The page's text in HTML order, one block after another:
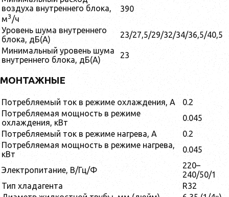
воздуха внутреннего блока,
м3 /ч
390
Уровень шума внутреннего
блока, дБ(А)
23/27,5/29/32/34/36,5/40,5
Минимальный уровень шума
внутреннего блока, дБ(А)
23
МОНТАЖНЫЕ
Потребляемый ток в режиме охлаждения, А
0.2
Потребляемая мощность в режиме
охлаждения, кВт
0.045
Потребляемый ток в режиме нагрева, А
0.2
Потребляемая мощность в режиме нагрева,
кВт
0.045
Электропитание, В/Гц/Ф
220–
240/50/1
Тип хладагента
R32